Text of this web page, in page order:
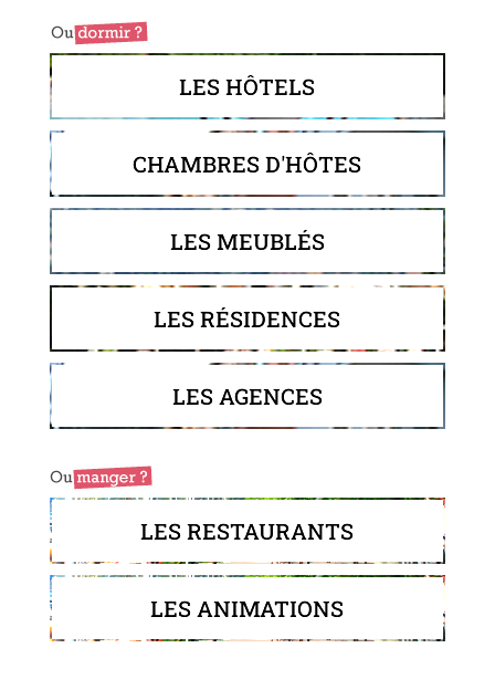
LES HÔTELS
CHAMBRES D'HÔTES
LES MEUBLÉS
LES RÉSIDENCES
LES AGENCES
LES RESTAURANTS
LES ANIMATIONS